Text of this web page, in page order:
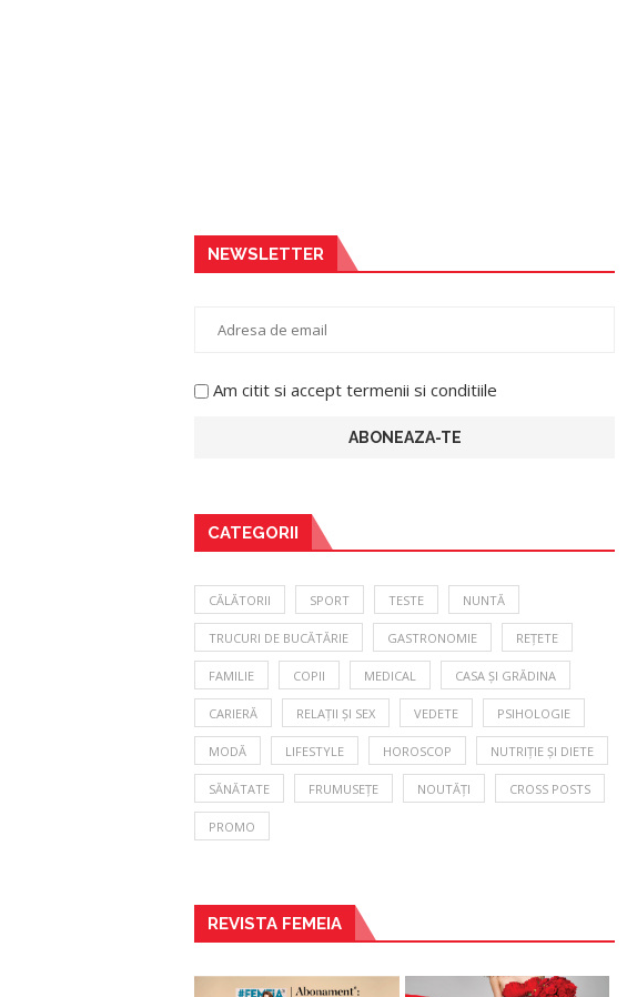
NEWSLETTER
Am citit si accept termenii si conditiile
CATEGORII
CĂLĂTORII SPORT TESTE NUNTĂ
TRUCURI DE BUCĂTĂRIE GASTRONOMIE REȚETE
FAMILIE COPII MEDICAL CASA ȘI GRĂDINA
CARIERĂ RELAȚII ȘI SEX VEDETE PSIHOLOGIE
MODĂ LIFESTYLE HOROSCOP NUTRIȚIE ȘI DIETE
SĂNĂTATE FRUMUSEȚE NOUTĂȚI CROSS POSTS
PROMO
REVISTA FEMEIA